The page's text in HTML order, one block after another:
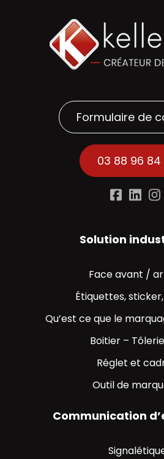
Formulaire de
03 88 96 84
Solution
Face avant /
Étiquettes,
Qu’est ce que le
Boitier –
Réglet et
Outil de
Communication